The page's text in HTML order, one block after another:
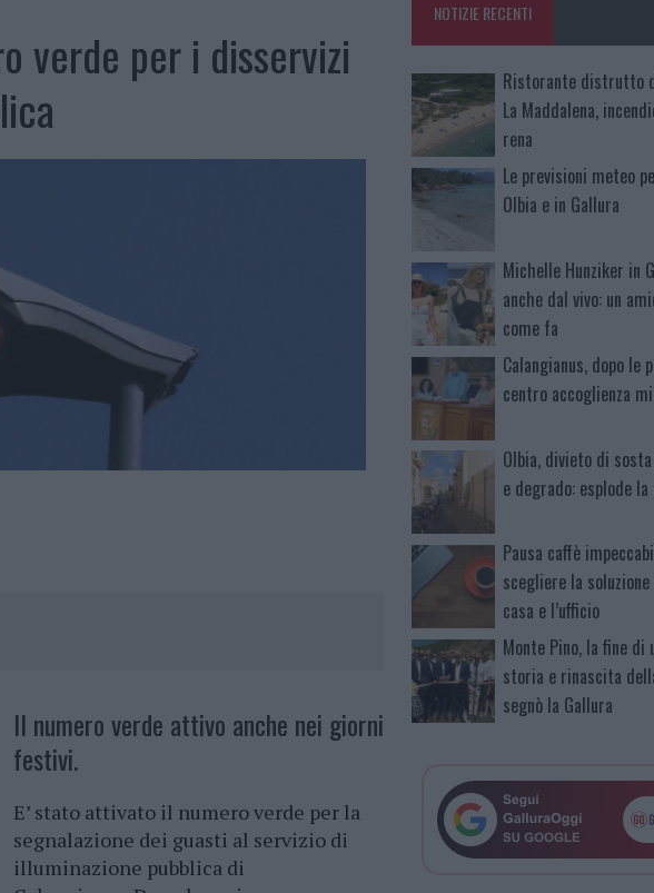
verde per i disservizi
Il numero verde attivo anche nei giorni
festivi.
E’ stato attivato il numero verde per la
segnalazione dei guasti al servizio di
illuminazione pubblica di
NOTIZIE RECENTI
Ristorante distrutto
La Maddalena,
rena
Le previsioni meteo
Olbia e in Gallura
Michelle Hunziker in
anche dal vivo: un
come fa
Calangianus, dopo le
centro accoglienza
Olbia, divieto di
e degrado: esplode
Pausa caffè
scegliere la
casa e l’ufficio
Monte Pino, la fine di
storia e rinascita
segnò la Gallura